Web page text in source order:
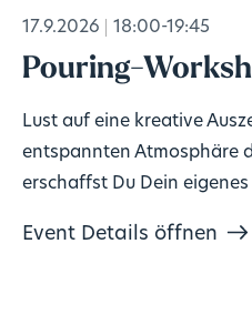
17.9.2026 18:00-19:45
Pouring-
Lust auf eine kreative
entspannten Atmosphäre
erschaffst Du Dein
Event Details öffnen